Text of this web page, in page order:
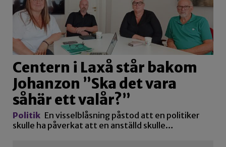
Centern i Laxå står bakom
Johanzon ”Ska det vara
såhär ett valår?”
Politik En visselblåsning påstod att en politiker
skulle ha påverkat att en anställd skulle…